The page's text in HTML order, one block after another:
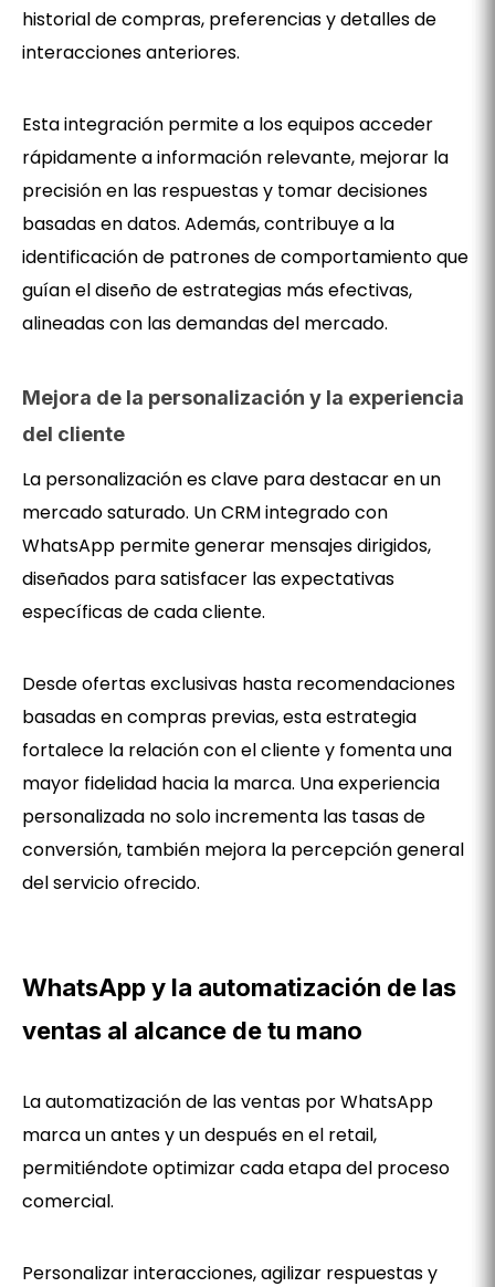
historial de compras, preferencias y detalles de
interacciones anteriores.
Esta integración permite a los equipos acceder
rápidamente a información relevante, mejorar la
precisión en las respuestas y tomar decisiones
basadas en datos. Además, contribuye a la
identificación de patrones de comportamiento que
guían el diseño de estrategias más efectivas,
alineadas con las demandas del mercado.
Mejora de la personalización y la experiencia
del cliente
La personalización es clave para destacar en un
mercado saturado. Un CRM integrado con
WhatsApp permite generar mensajes dirigidos,
diseñados para satisfacer las expectativas
específicas de cada cliente.
Desde ofertas exclusivas hasta recomendaciones
basadas en compras previas, esta estrategia
fortalece la relación con el cliente y fomenta una
mayor fidelidad hacia la marca. Una experiencia
personalizada no solo incrementa las tasas de
conversión, también mejora la percepción general
del servicio ofrecido.
WhatsApp y la automatización de las
ventas al alcance de tu mano
La automatización de las ventas por WhatsApp
marca un antes y un después en el retail,
permitiéndote optimizar cada etapa del proceso
comercial.
Personalizar interacciones, agilizar respuestas y